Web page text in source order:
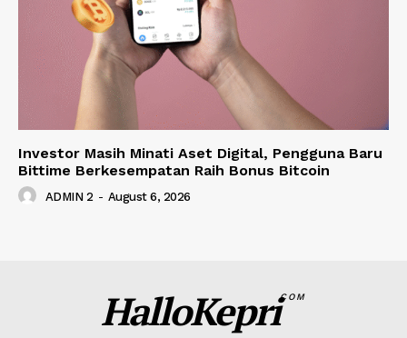
Investor Masih Minati Aset Digital, Pengguna Baru
Bittime Berkesempatan Raih Bonus Bitcoin
ADMIN 2 - August 6, 2026
HalloKepriCOM